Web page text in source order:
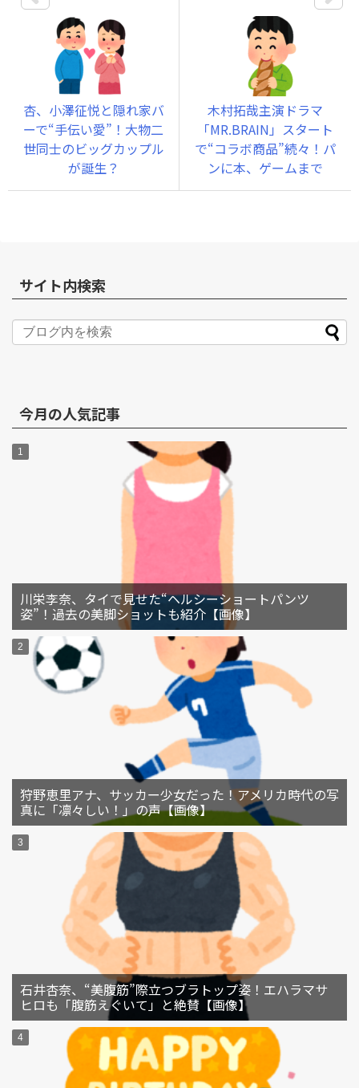
杏、小澤征悦と隠れ家バ
ーで“手伝い愛”！大物二
世同士のビッグカップル
が誕生？
木村拓哉主演ドラマ
「MR.BRAIN」スタート
で“コラボ商品”続々！パ
ンに本、ゲームまで
サイト内検索
今月の人気記事
川栄李奈、タイで見せた“ヘルシーショートパンツ
姿”！過去の美脚ショットも紹介【画像】
狩野恵里アナ、サッカー少女だった！アメリカ時代の写
真に「凛々しい！」の声【画像】
石井杏奈、“美腹筋”際立つブラトップ姿！エハラマサ
ヒロも「腹筋えぐいて」と絶賛【画像】